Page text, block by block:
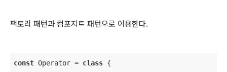
팩토리 패턴과 컴포지트 패턴으로 이용한다.
const Operator = class {